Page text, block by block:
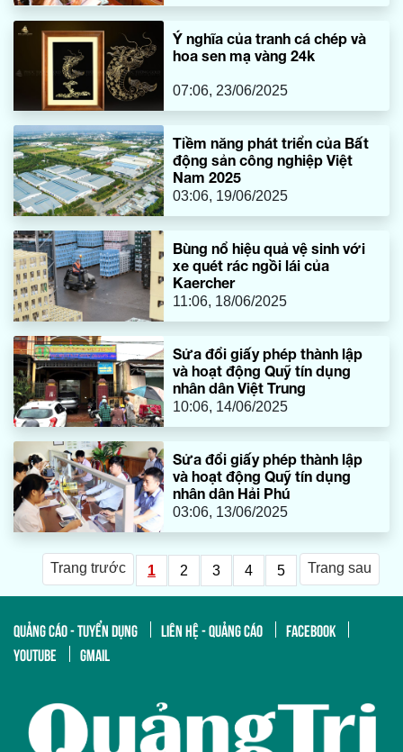
Ý nghĩa của tranh cá chép và
hoa sen mạ vàng 24k
07:06, 23/06/2025
Tiềm năng phát triển của Bất
động sản công nghiệp Việt
Nam 2025
03:06, 19/06/2025
Bùng nổ hiệu quả vệ sinh với
xe quét rác ngồi lái của
Kaercher
11:06, 18/06/2025
Sửa đổi giấy phép thành lập
và hoạt động Quỹ tín dụng
nhân dân Việt Trung
10:06, 14/06/2025
Sửa đổi giấy phép thành lập
và hoạt động Quỹ tín dụng
nhân dân Hải Phú
03:06, 13/06/2025
Trang trước 1 2 3 4 5 Trang sau
QUẢNG CÁO - TUYỂN DỤNG LIÊN HỆ - QUẢNG CÁO
FACEBOOK
YOUTUBE
GMAIL